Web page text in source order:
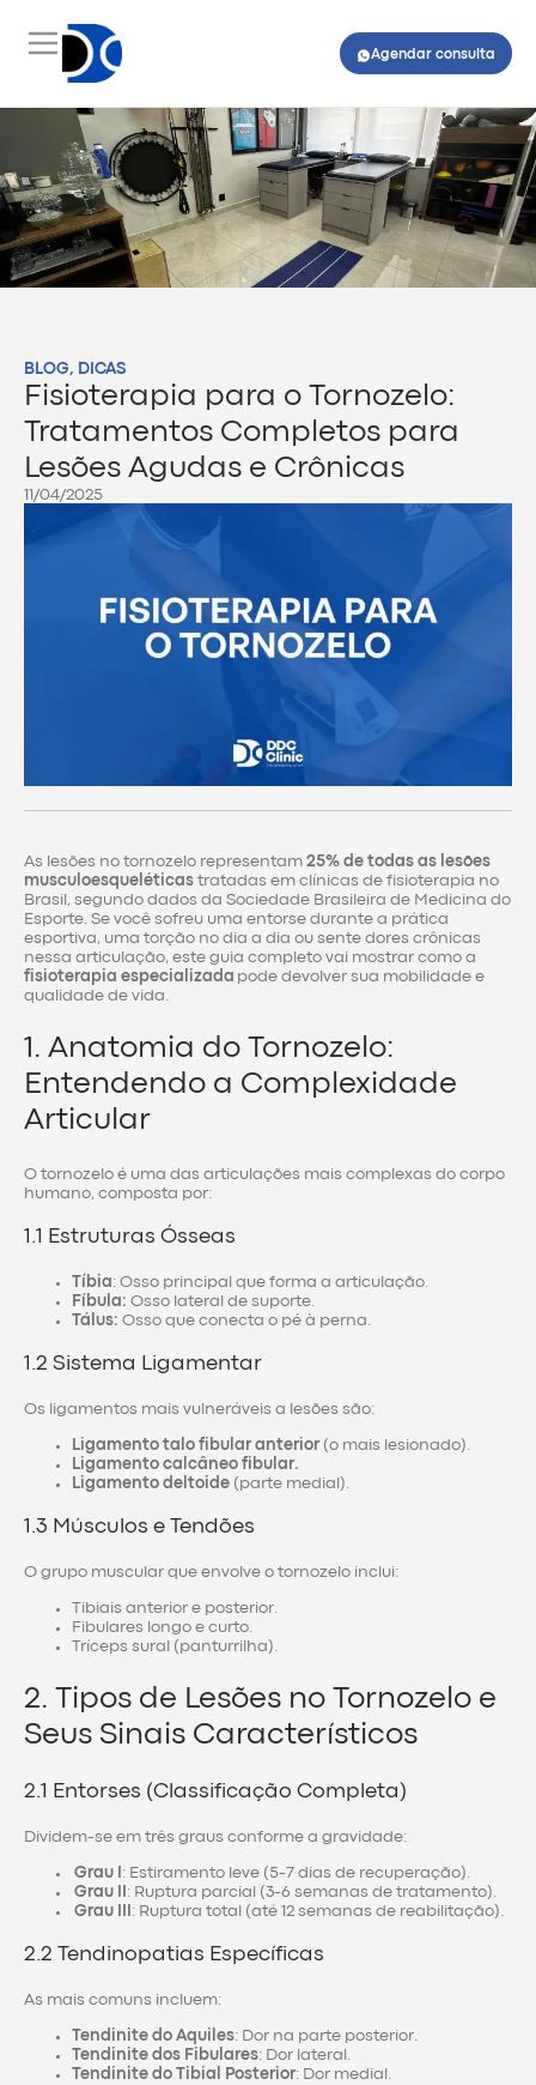
Agendar consulta
BLOG, DICAS
Fisioterapia para o Tornozelo:
Tratamentos Completos para
Lesões Agudas e Crônicas
11/04/2025
As lesões no tornozelo representam 25% de todas as lesões
musculoesqueléticas tratadas em clínicas de fisioterapia no
Brasil, segundo dados da Sociedade Brasileira de Medicina do
Esporte. Se você sofreu uma entorse durante a prática
esportiva, uma torção no dia a dia ou sente dores crônicas
nessa articulação, este guia completo vai mostrar como a
fisioterapia especializada pode devolver sua mobilidade e
qualidade de vida.
1. Anatomia do Tornozelo:
Entendendo a Complexidade
Articular
O tornozelo é uma das articulações mais complexas do corpo
humano, composta por:
1.1 Estruturas Ósseas
Tíbia: Osso principal que forma a articulação.
Fíbula: Osso lateral de suporte.
Tálus: Osso que conecta o pé à perna.
1.2 Sistema Ligamentar
Os ligamentos mais vulneráveis a lesões são:
Ligamento talo fibular anterior(o mais lesionado).
Ligamento calcâneo fibular.
Ligamento deltoide (parte medial).
1.3 Músculos e Tendões
O grupo muscular que envolve o tornozelo inclui:
Tibiais anterior e posterior.
Fibulares longo e curto.
Tríceps sural (panturrilha).
2. Tipos de Lesões no Tornozelo e
Seus Sinais Característicos
2.1 Entorses (Classificação Completa)
Dividem-se em três graus conforme a gravidade:
Grau I : Estiramento leve (5-7 dias de recuperação).
Grau II : Ruptura parcial (3-6 semanas de tratamento).
Grau III : Ruptura total (até 12 semanas de reabilitação).
2.2 Tendinopatias Específicas
As mais comuns incluem:
Tendinite do Aquiles: Dor na parte posterior.
Tendinite dos Fibulares: Dor lateral.
Tendinite do Tibial Posterior: Dor medial.